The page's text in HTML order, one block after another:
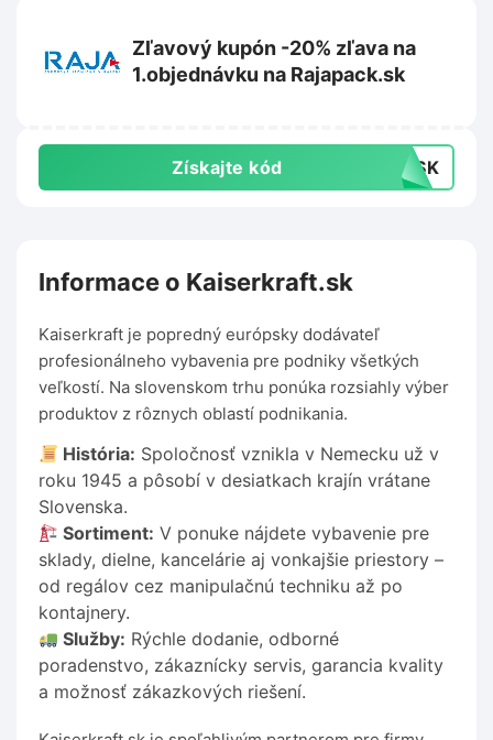
Zľavový kupón -20% zľava na
1.objednávku na Rajapack.sk
Získajte kód NCSK
Informace o Kaiserkraft.sk
Kaiserkraft je popredný európsky dodávateľ
profesionálneho vybavenia pre podniky všetkých
veľkostí. Na slovenskom trhu ponúka rozsiahly výber
produktov z rôznych oblastí podnikania.
História: Spoločnosť vznikla v Nemecku už v
roku 1945 a pôsobí v desiatkach krajín vrátane
Slovenska.
Sortiment: V ponuke nájdete vybavenie pre
sklady, dielne, kancelárie aj vonkajšie priestory –
od regálov cez manipulačnú techniku až po
kontajnery.
Služby: Rýchle dodanie, odborné
poradenstvo, zákaznícky servis, garancia kvality
a možnosť zákazkových riešení.